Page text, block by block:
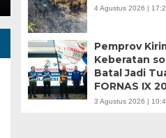
4 Agustus 2026 |
Pemprov
Keberatan
Batal Jadi
FORNAS IX
3 Agustus 2026 |